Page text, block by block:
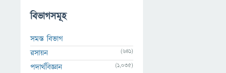
বিভাগসমূহ
সমস্ত বিভাগ
রসায়ন
(641)
পদার্থবিজ্ঞান (1,035)